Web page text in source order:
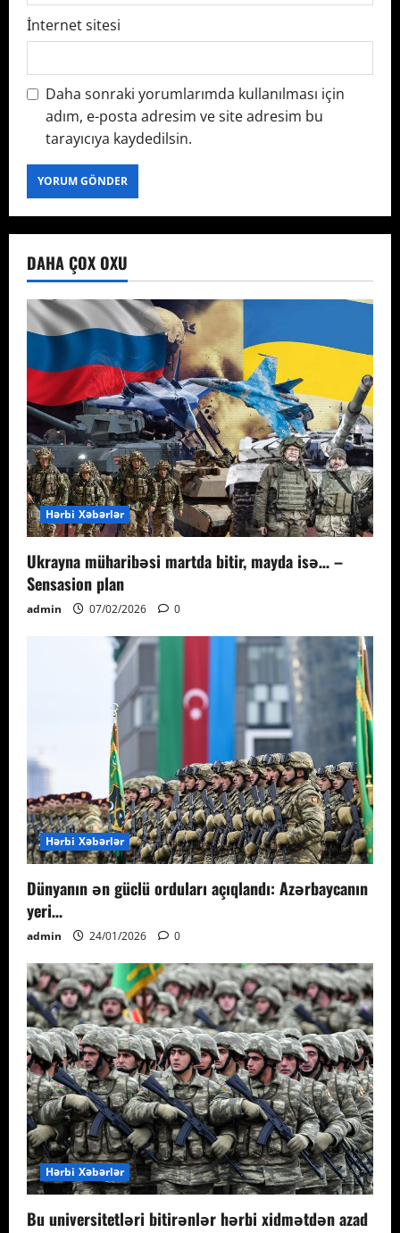
İnternet sitesi
Daha sonraki yorumlarımda kullanılması için
adım, e-posta adresim ve site adresim bu
tarayıcıya kaydedilsin.
DAHA ÇOX OXU
Hərbi Xəbərlər
Ukrayna müharibəsi martda bitir, mayda isə… –
Sensasion plan
admin 07/02/2026 0
Hərbi Xəbərlər
Dünyanın ən güclü orduları açıqlandı: Azərbaycanın
yeri…
admin 24/01/2026 0
Hərbi Xəbərlər
Bu universitetləri bitirənlər hərbi xidmətdən azad